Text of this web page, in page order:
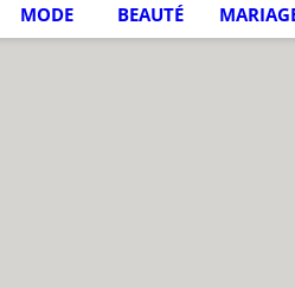
MODE BEAUTÉ